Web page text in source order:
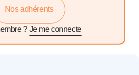
Nos adhérents
? Je me connecte